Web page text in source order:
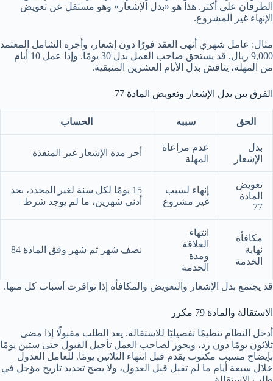
الطرفان على أكثر. هذا هو «بدل الإشعار» وهو مستقل عن تعويض
الإنهاء غير المشروع.
مثال: عامل شهري أنهى العقد فورًا دون إشعار، وأجره الشامل المعتمد
9,000 ريال. قد يستحق صاحب العمل بدل 30 يومًا. وإذا عمل 10 أيام
من المهلة، يناقش بدل الأيام العشرين المتبقية.
الفرق بين بدل الإشعار وتعويض المادة 77
الحق سببه الحساب
بدل
الإشعار
عدم مراعاة
المهلة
أجر مدة الإشعار غير المنفذة
تعويض
المادة
77
إنهاء لسبب
غير مشروع
15 يومًا لكل سنة لغير المحدد، بحد
أدنى شهرين، ما لم يوجد شرط
مكافأة
نهاية
الخدمة
انتهاء
العلاقة
ومدة
الخدمة
نصف شهر ثم شهر وفق المادة 84
قد يجتمع بدل الإشعار والتعويض والمكافأة إذا توافرت أسباب كل منها.
الاستقالة والمادة 79 مكرر
أدخل النظام تنظيمًا تفصيليًا للاستقالة. يعد الطلب مقبولًا إذا مضى
ثلاثون يومًا دون رد، ويجوز لصاحب العمل تأجيل القبول حتى ستين يومًا
بإيضاح مسبب مكتوب يقدم قبل انتهاء الثلاثين يومًا. للعامل العدول
خلال سبعة أيام ما لم تقبل قبل العدول، ولا يصح تحديد تاريخ مؤجل في